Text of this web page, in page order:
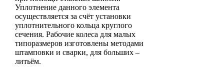
Уплотнение данного элемента
осуществляется за счёт установки
уплотнительного кольца круглого
сечения. Рабочие колеса для малых
типоразмеров изготовлены методами
штамповки и сварки, для больших –
литьём.